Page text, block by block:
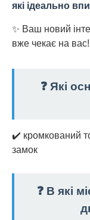
які ідеально
✨ Ваш новий
вже чекає на вас!
❓ Які
✔️ кромкований
замок
❓ В які